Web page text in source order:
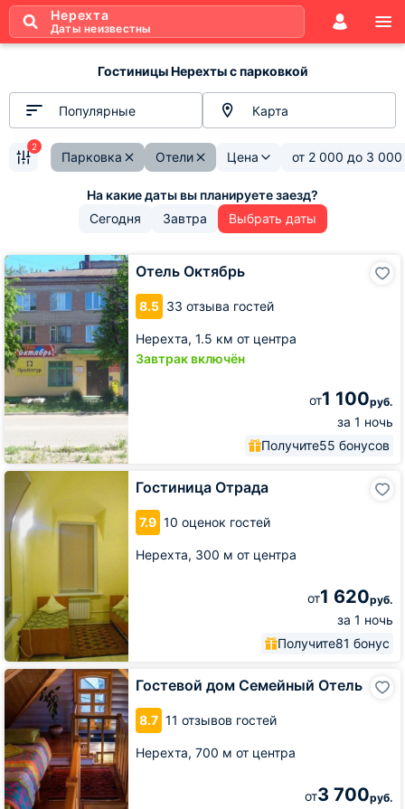
Нерехта
Даты неизвестны
Гостиницы Нерехты с парковкой
Популярные Карта
Парковка Отели Цена от 2 000 до 3 000
2
Сегодня Завтра Выбрать даты
Отель Октябрь
8.5 33 отзыва гостей
Нерехта, 1.5 км от центра
Завтрак включён
от1 100руб.
за 1 ночь
Получите55 бонусов
Отель
Октябрь
Гостиница Отрада
7.9 10 оценок гостей
Нерехта, 300 м от центра
от1 620руб.
за 1 ночь
Получите81 бонус
Гостиница
Отрада
Гостевой дом Семейный Отель
8.7 11 отзывов гостей
Нерехта, 700 м от центра
от3 700руб.
Гостевой
дом
Семейный
Отель